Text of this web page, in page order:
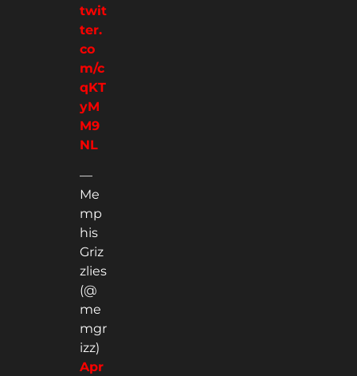
twit
ter.
co
m/c
qKT
yM
M9
NL
—
Me
mp
his
Griz
zlies
(@
me
mgr
izz)
Apr